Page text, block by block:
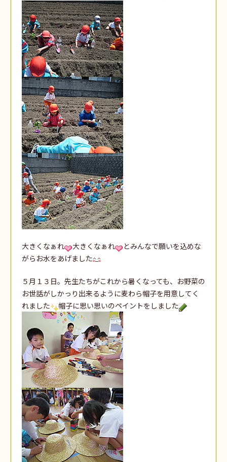
大きくなぁれ 大きくなぁれ
とみんなで願いを込めな
がらお水をあげました
５月１３日。先生たちがこれから暑くなっても、お野菜の
お世話がしかっり出来るように麦わら帽子を用意してく
れました
帽子に思い思いのペイントをしました